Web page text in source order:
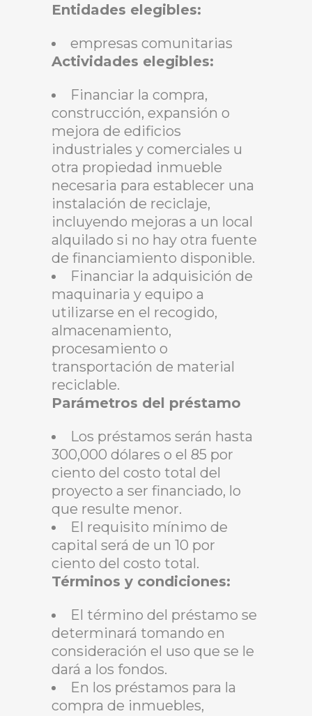
Entidades elegibles:
empresas comunitarias
Actividades elegibles:
Financiar la compra,
construcción, expansión o
mejora de edificios
industriales y comerciales u
otra propiedad inmueble
necesaria para establecer una
instalación de reciclaje,
incluyendo mejoras a un local
alquilado si no hay otra fuente
de financiamiento disponible.
Financiar la adquisición de
maquinaria y equipo a
utilizarse en el recogido,
almacenamiento,
procesamiento o
transportación de material
reciclable.
Parámetros del préstamo
Los préstamos serán hasta
300,000 dólares o el 85 por
ciento del costo total del
proyecto a ser financiado, lo
que resulte menor.
El requisito mínimo de
capital será de un 10 por
ciento del costo total.
Términos y condiciones:
El término del préstamo se
determinará tomando en
consideración el uso que se le
dará a los fondos.
En los préstamos para la
compra de inmuebles,